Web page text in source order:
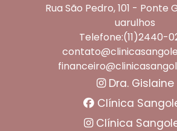
Rua São Pedro, 101 - Ponte
uarulhos
Telefone:(11)2440-
Dra. Gislaine
Clínica
Clínica